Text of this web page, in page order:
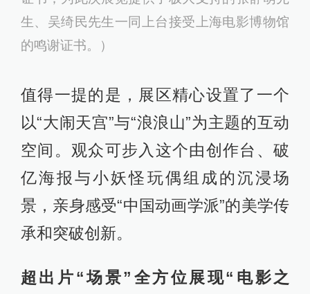
生、吴绮民先生一同上台接受上海电影博物馆
的鸣谢证书。）
值得一提的是，展区精心设置了一个
以“大闹天宫”与“浪浪山”为主题的互动
空间。观众可步入这个由创作台、破
亿海报与小妖怪玩偶组成的沉浸场
景，亲身感受“中国动画学派”的美学传
承和突破创新。
超出片“场景”全方位展现“ 电影之